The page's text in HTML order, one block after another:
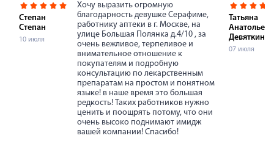
Степан
Степан
10 июля
Хочу выразить огромную
благодарность девушке Серафиме,
работнику аптеки в г. Москве, на
улице Большая Полянка д.4/10 , за
очень вежливое, терпеливое и
внимательное отношение к
покупателям и подробную
консультацию по лекарственным
препаратам на простом и понятном
языке! в наше время это большая
редкость! Таких работников нужно
ценить и поощрять потому, что они
очень высоко поднимают имидж
вашей компании! Спасибо!
Татьяна
Девяткина
07 июля